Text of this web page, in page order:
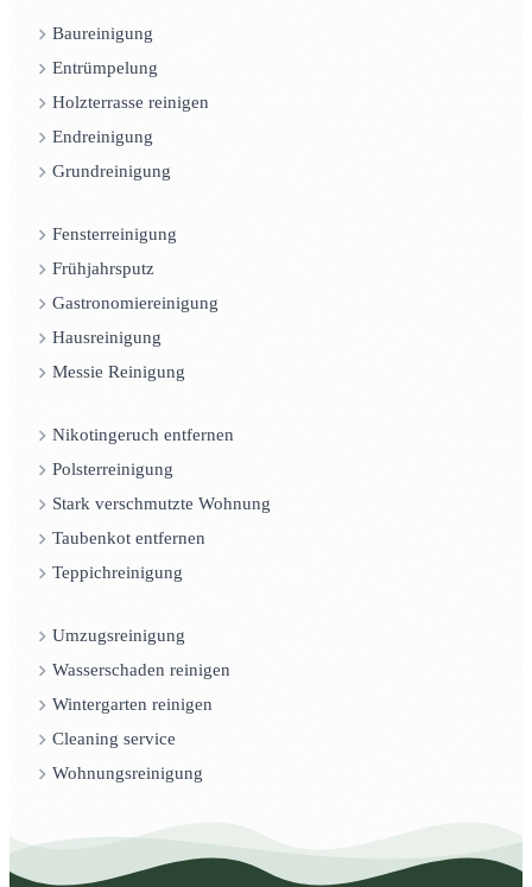
Baureinigung
Entrümpelung
Holzterrasse reinigen
Endreinigung
Grundreinigung
Fensterreinigung
Frühjahrsputz
Gastronomiereinigung
Hausreinigung
Messie Reinigung
Nikotingeruch entfernen
Polsterreinigung
Stark verschmutzte Wohnung
Taubenkot entfernen
Teppichreinigung
Umzugsreinigung
Wasserschaden reinigen
Wintergarten reinigen
Cleaning service
Wohnungsreinigung